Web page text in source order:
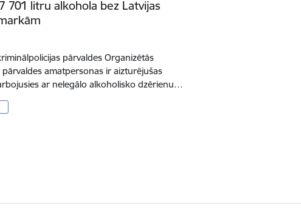
701 litru alkohola bez Latvijas
pārvaldes Organizētās
amatpersonas ir aizturējušas
ar nelegālo alkoholisko dzērienu…